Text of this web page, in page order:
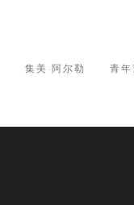
集美·阿尔勒 青